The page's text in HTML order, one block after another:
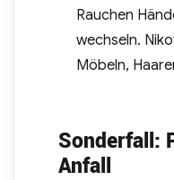
Rauchen
wechseln.
Möbeln,
Sonderfall:
Anfall